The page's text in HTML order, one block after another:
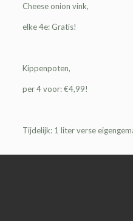
Cheese onion vink,
elke4e: Gratis!
Kippenpoten,
per 4 voor: €4,99!
Tijdelijk: 1 liter verse